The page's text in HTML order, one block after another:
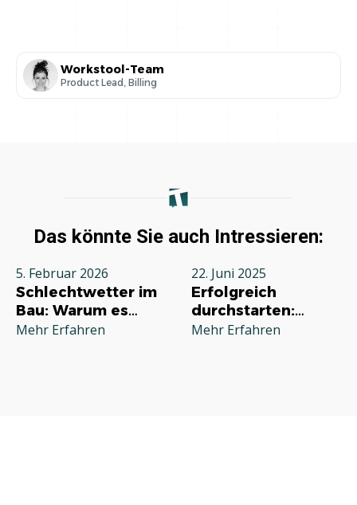
Workstool-Team
Product Lead, Billing
Das könnte Sie auch Intressieren:
5. Februar 2026
Schlechtwetter im
Bau: Warum es
jeden Betrieb
Mehr Erfahren
22. Juni 2025
Erfolgreich
durchstarten:
Deine
Mehr Erfahren